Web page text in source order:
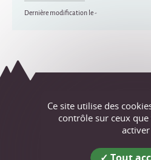
Dernière modification le -
Saint-
de-Claix
Ce site utilise des
contrôle sur ceux
activer
Tout